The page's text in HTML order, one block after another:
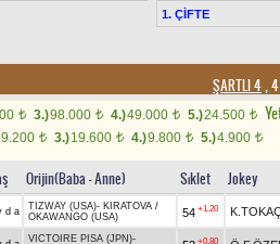
1. ÇİFTE
ŞARTLI 4,
t 3.)98.000 t 4.)49.000 t 5.)24.500 t
t 3.)19.600 t 4.)9.800 t 5.)4.900 t
Orijin(Baba - Anne) Sıklet Jokey
d a TIZWAY (USA)- KIRATOVA /
OKAWANGO (USA)
54 +1.20
VICTOIRE PISA (JPN)-
+0.80